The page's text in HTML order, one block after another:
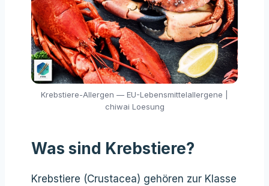
Krebstiere-Allergen — EU-Lebensmittelallergene |
chiwai Loesung
Was sind Krebstiere?
Krebstiere (Crustacea) gehören zur Klasse